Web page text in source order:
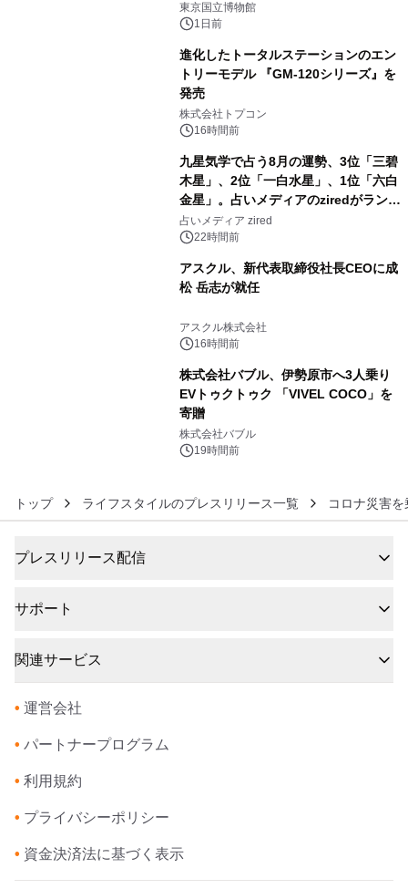
東京国立博物館
1日前
進化したトータルステーションのエン
トリーモデル 『GM-120シリーズ』を
発売
株式会社トプコン
16時間前
九星気学で占う8月の運勢、3位「三碧
木星」、2位「一白水星」、1位「六白
金星」。占いメディアのziredがランキ
ングを発表
占いメディア zired
22時間前
アスクル、新代表取締役社長CEOに成
松 岳志が就任
アスクル株式会社
16時間前
株式会社バブル、伊勢原市へ3人乗り
EVトゥクトゥク 「VIVEL COCO」を
寄贈
株式会社バブル
19時間前
トップ ライフスタイルのプレスリリース一覧 コロナ災害
プレスリリース配信
サポート
関連サービス
• 運営会社
• パートナープログラム
• 利用規約
• プライバシーポリシー
• 資金決済法に基づく表示